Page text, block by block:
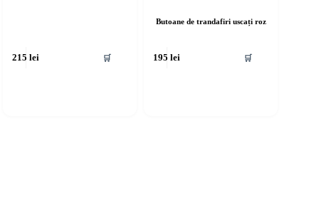
215lei 🛒
Butoane de trandafiri uscați roz
195lei 🛒